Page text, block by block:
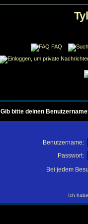
FAQ
Gib bitte deinen
Benutzername:
Passwort:
Bei jedem
Ich